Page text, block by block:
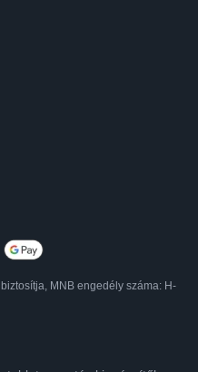
MNB engedély száma: H-